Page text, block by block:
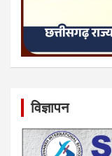
विज्ञापन